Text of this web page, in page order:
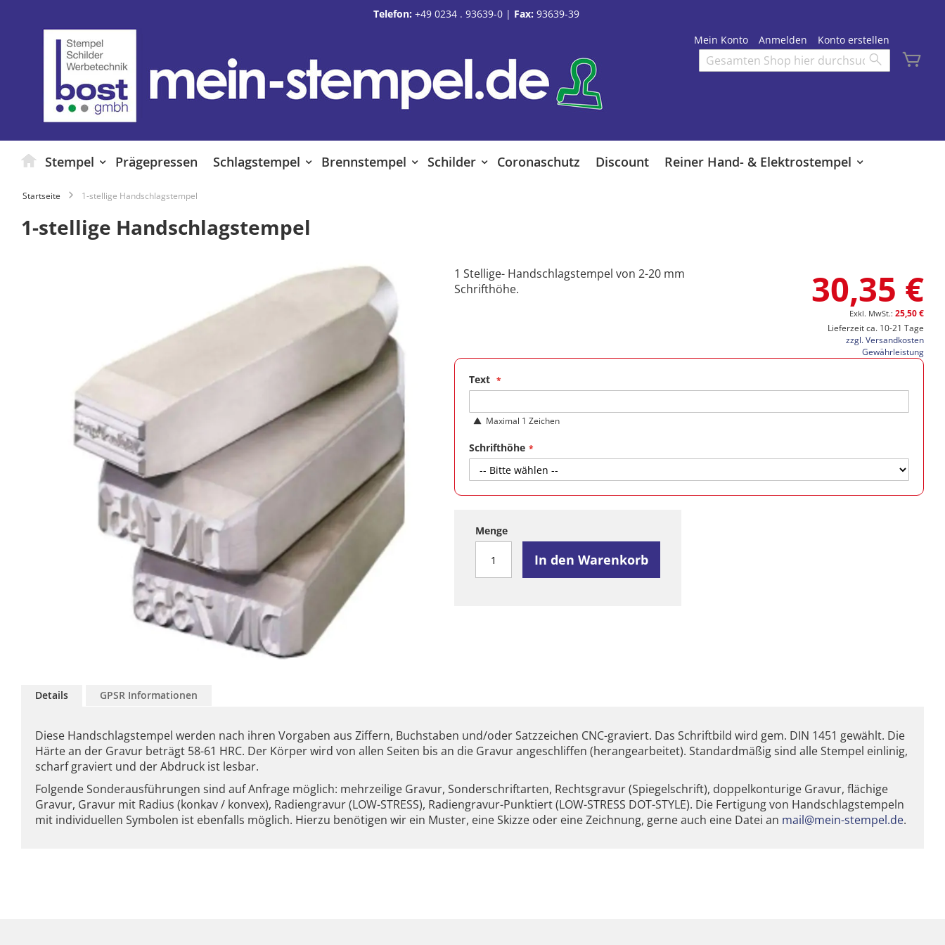
Telefon: +49 0234 . 93639-0| Fax: 93639-39
Mein Konto
Anmelden Konto erstellen
Search
Stempel Prägepressen Schlagstempel Brennstempel Schilder Coronaschutz Discount Reiner Hand- & Elektrostempel
Startseite 1-stellige Handschlagstempel
1-stellige Handschlagstempel
der
springen
30,35 €
25,50 €
Lieferzeit ca. 10-21 Tage
zzgl. Versandkosten
Gewährleistung
1 Stellige- Handschlagstempel von 2-20 mm
Schrifthöhe.
Text
Maximal 1 Zeichen
Schrifthöhe
Menge
In den Warenkorb
Details
Diese Handschlagstempel werden nach ihren Vorgaben aus Ziffern, Buchstaben und/oder Satzzeichen CNC-graviert. Das Schriftbild wird gem. DIN 1451 gewählt. Die
Härte an der Gravur beträgt 58-61 HRC. Der Körper wird von allen Seiten bis an die Gravur angeschliffen (herangearbeitet). Standardmäßig sind alle Stempel einlinig,
scharf graviert und der Abdruck ist lesbar.
Folgende Sonderausführungen sind auf Anfrage möglich: mehrzeilige Gravur, Sonderschriftarten, Rechtsgravur (Spiegelschrift), doppelkonturige Gravur, flächige
Gravur, Gravur mit Radius (konkav / konvex), Radiengravur (LOW-STRESS), Radiengravur-Punktiert (LOW-STRESS DOT-STYLE). Die Fertigung von Handschlagstempeln
mit individuellen Symbolen ist ebenfalls möglich. Hierzu benötigen wir ein Muster, eine Skizze oder eine Zeichnung, gerne auch eine Datei an mail@mein-stempel.de.
GPSR Informationen